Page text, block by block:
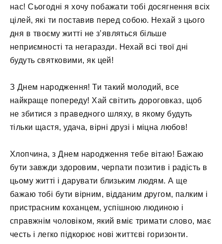
нас! Сьогодні я хочу побажати тобі досягнення всіх
цілей, які ти поставив перед собою. Нехай з цього
дня в твоєму житті не з’являться більше
неприємності та негаразди. Нехай всі твої дні
будуть святковими, як цей!
З Днем народження! Ти такий молодий, все
найкраще попереду! Хай світить дороговказ, щоб
не збитися з праведного шляху, в якому будуть
тільки щастя, удача, вірні друзі і міцна любов!
Хлопчина, з Днем народження тебе вітаю! Бажаю
бути завжди здоровим, черпати позитив і радість в
цьому житті і дарувати близьким людям. А ще
бажаю тобі бути вірним, відданим другом, палким і
пристрасним коханцем, успішною людиною і
справжнім чоловіком, який вміє тримати слово, має
честь і легко підкорює нові життєві горизонти.